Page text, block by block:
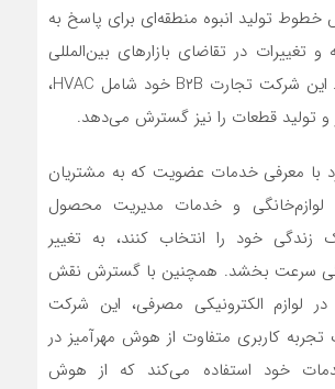
خطوط تولید انبوه منطقه‌ای برای پاسخ به
تغییرات در تقاضای بازارهای بین‌المللی
موفقیت‌آمیز بود. این شرکت تجارت B۲B خود شامل HVAC،
و تولید قطعات را نیز گسترش می‌دهد.
با معرفی خدمات عضویت که به مشتریان
و خدمات مدیریت محصول
خود را انتخاب کنند، به تغییر
سرعت بخشد. همچنین با گسترش نقش
لوازم الکترونیکی مصرفی، این شرکت
تجربه کاربری متفاوت از هوش مهرآمیز در
خود استفاده می‌کند که از هوش